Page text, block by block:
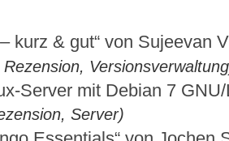
kurz & gut“ von Sujeevan
Server mit Debian 7
Server)